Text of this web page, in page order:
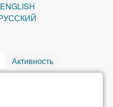
(активная вкладка)
Активность